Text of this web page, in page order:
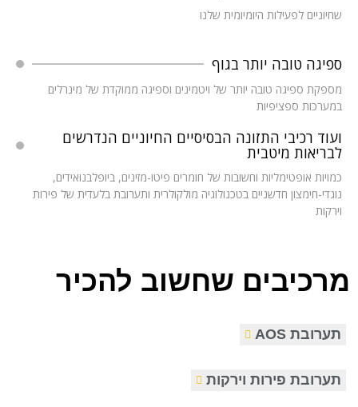
שחיוניים לפעילות היומיומית שלנו
ספיגה טובה יותר בגוף
מספקת ספיגה טובה יותר של ויטמינים וספיגה ממוקדת של מינרלים
במערכות ספציפיות
ועוד רכיבי התזונה הבסיסיים החיוניים הנדרשים
לבריאות מיטבית
כמויות אופטימליות וחשובות של חומרים פיטו-מזינים, ביופלבנואידים,
נוגדי-חימצון חדשניים בטכנולוגיה מולקולרית ותערובת בלעדית של פירות
וירקות
מרכיבים שחשוב להכיר
תערובת AOS
תערובת פירות וירקות